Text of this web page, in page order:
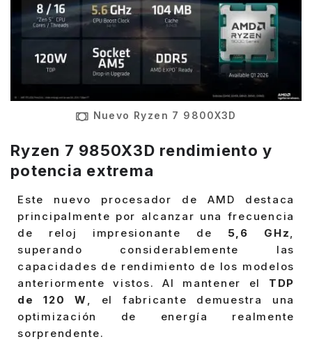
Nuevo Ryzen 7 9800X3D
Ryzen 7 9850X3D rendimiento y
potencia extrema
Este nuevo procesador de AMD destaca
principalmente por alcanzar una frecuencia
de reloj impresionante de 5,6 GHz,
superando considerablemente las
capacidades de rendimiento de los modelos
anteriormente vistos. Al mantener el TDP
de 120 W , el fabricante demuestra una
optimización de energía realmente
sorprendente.